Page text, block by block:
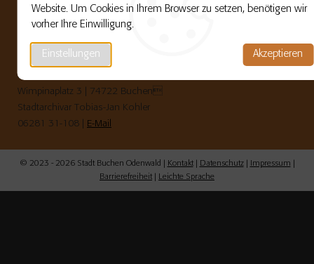
Website. Um Cookies in Ihrem Browser zu setzen, benötigen wir
vorher Ihre Einwilligung.
Einstellungen Akzeptieren
buchen-gedenkt.de
Erinnerung an die Opfer des Nationalsozialismus.
Stadt Buchen (Odenwald)
Wimpinaplatz 3 | 74722 Buchen
Stadtarchivar Tobias-Jan Kohler
06281 31-108 | E-Mail
© 2023 - 2026 Stadt Buchen Odenwald | Kontakt| Datenschutz| Impressum
Barrierefreiheit
Leichte Sprache